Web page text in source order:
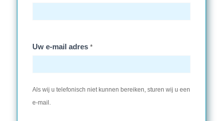
Uw e-mail adres *
Als wij u telefonisch niet kunnen bereiken, sturen wij u een
e-mail.